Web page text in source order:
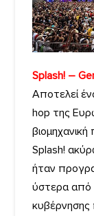
Splash! –
Αποτελεί
hop της
Splash!
ήταν
ύστερα από